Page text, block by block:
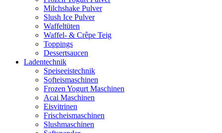
Milchshake Pulver
Slush Ice Pulver
Waffeltüten
Waffel- & Crêpe Teig
Toppings
Dessertsaucen
Ladentechnik
Speiseeistechnik
Softeismaschinen
Frozen Yogurt Maschinen
Acai Maschinen
Eisvitrinen
Frischeismaschinen
Slushmaschinen